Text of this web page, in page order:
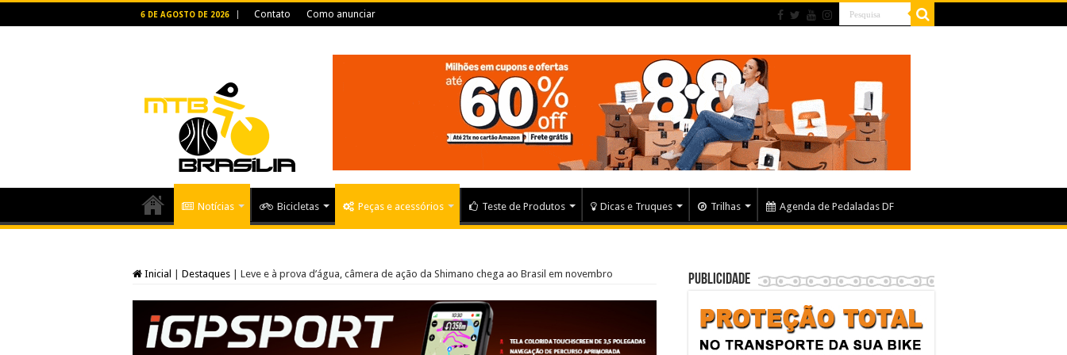
6 DE AGOSTO DE 2026 Contato Como anunciar
Notícias Bicicletas Peças e acessórios Teste de Produtos Dicas e Truques Trilhas Agenda de Pedaladas DF
Inicial Destaques Leve e à prova d’água, câmera de ação da Shimano chega ao Brasil em novembro Publicidade